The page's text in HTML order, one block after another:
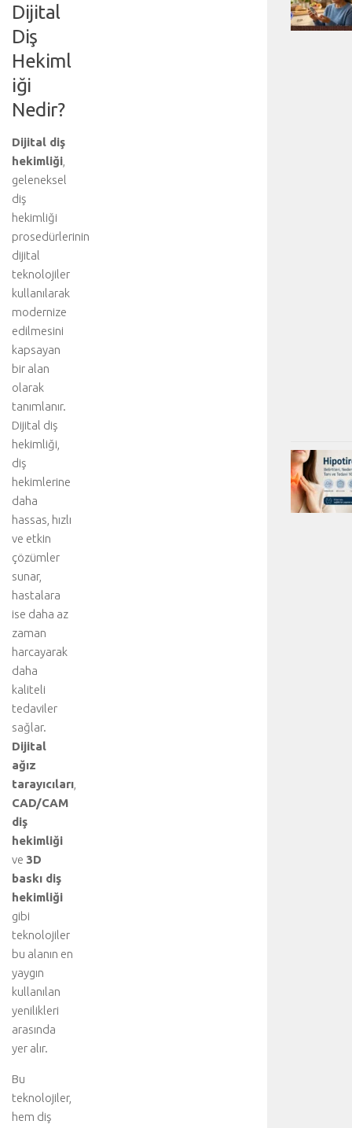
Dijital
Diş
Hekiml
iği
Nedir?
Dijital diş
hekimliği
geleneksel
diş
hekimliği
prosedürlerinin
dijital
teknolojiler
kullanılarak
modernize
edilmesini
kapsayan
bir alan
olarak
tanımlanır.
Dijital diş
hekimliği,
diş
hekimlerine
daha
hassas, hızlı
ve etkin
çözümler
sunar,
hastalara
ise daha az
zaman
harcayarak
daha
kaliteli
tedaviler
sağlar.
Dijital
ağız
tarayıcıları
CAD/CAM
diş
hekimliği
ve 3D
baskı diş
hekimliği
gibi
teknolojiler
bu alanın en
yaygın
kullanılan
yenilikleri
arasında
yer alır.
Bu
teknolojiler,
hem diş